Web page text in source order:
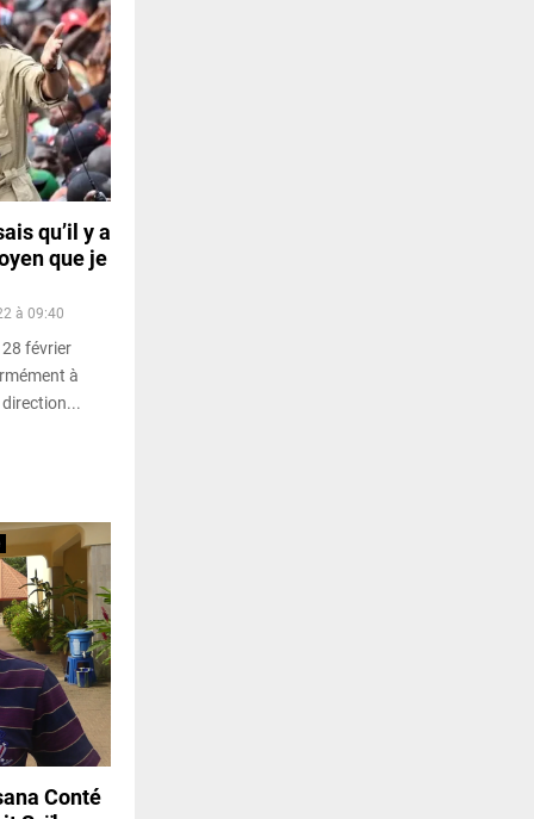
qu’il y a
que je
à 09:40
28 février
à
direction...
Conté